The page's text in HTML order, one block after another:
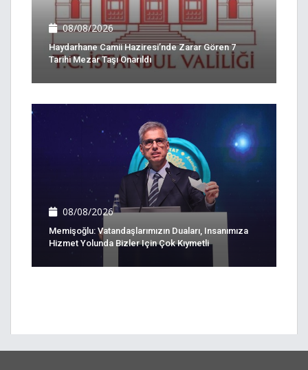
08/08/2026
Haydarhane Camii Haziresi’nde Zarar Gören 7
Tarihi Mezar Taşı Onarıldı
08/08/2026
Memişoğlu: Vatandaşlarımızın Duaları, Insanımıza
Hizmet Yolunda Bizler Için Çok Kıymetli